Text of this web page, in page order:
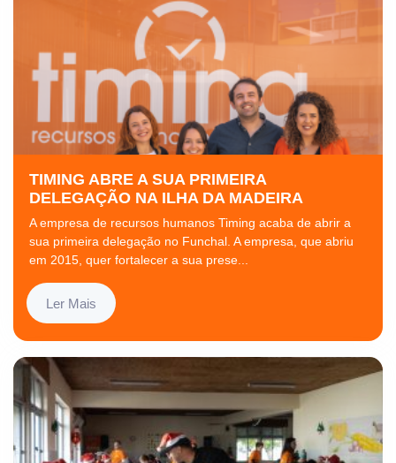
TIMING ABRE A SUA PRIMEIRA
DELEGAÇÃO NA ILHA DA MADEIRA
A empresa de recursos humanos Timing acaba de abrir a
sua primeira delegação no Funchal. A empresa, que abriu
em 2015, quer fortalecer a sua prese...
Ler Mais